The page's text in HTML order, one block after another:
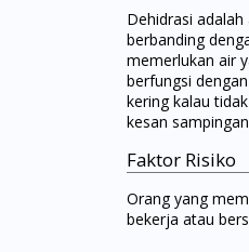
Dehidrasi
berbanding
memerlukan air
berfungsi
kering kalau
kesan
Faktor Risiko
Orang yang
bekerja atau